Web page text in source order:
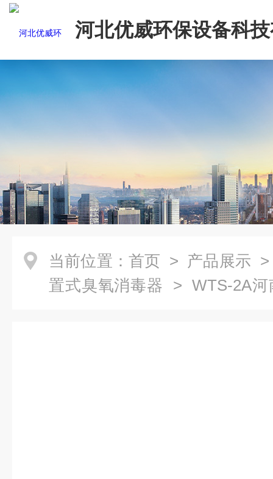
河北优威环保设备科
司
当前位置： 首页 > 产品展示
置式臭氧消毒器 > WTS-2A河